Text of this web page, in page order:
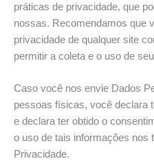
práticas de privacidade, que
nossas. Recomendamos que
privacidade de qualquer site
permitir a coleta e o uso de
Caso você nos envie Dados
pessoas físicas, você declara
e declara ter obtido o
o uso de tais informações nos
Privacidade.